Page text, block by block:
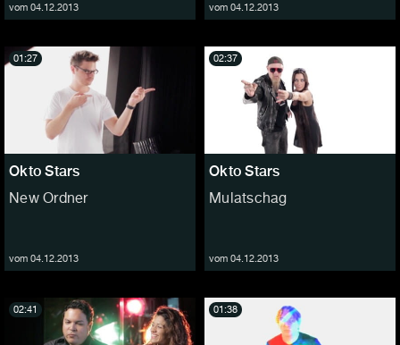
vom 04.12.2013 vom 04.12.2013
Okto Stars
New Ordner
vom 04.12.2013
01:27
Okto Stars
Mulatschag
vom 04.12.2013
02:37
02:41 01:38